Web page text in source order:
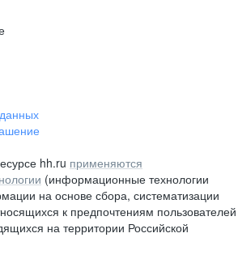
hh.ru применяются
(информационные технологии
на основе сбора, систематизации
к предпочтениям пользователей
на территории Российской